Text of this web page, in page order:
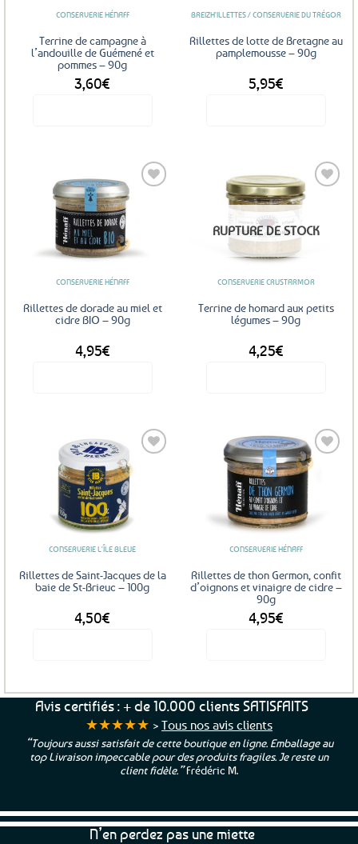
CONSERVERIE HÉNAFF
Terrine de campagne à
l’andouille de Guémené et
pommes – 90g
3,60€
BREIZH'ILLETTES / CONSERVERIE DU TRÉGOR
Rillettes de lotte de Bretagne au
pamplemousse – 90g
5,95€
CONSERVERIE HÉNAFF
Rillettes de dorade au miel et
cidre BIO – 90g
4,95€
Ajouter
aux
RUPTURE DE STOCK
CONSERVERIE CRUSTARMOR
Terrine de homard aux petits
légumes – 90g
4,25€
CONSERVERIE L'ÎLE BLEUE
Rillettes de Saint-Jacques de la
baie de St-Brieuc – 100g
4,50€
Ajouter
favoris
CONSERVERIE HÉNAFF
Rillettes de thon Germon, confit
d’oignons et vinaigre de cidre –
90g
4,95€
Avis certifiés : + de 10.000 clients SATISFAITS
★★★★★ > Tous nos avis clients
“Toujours aussi satisfait de cette boutique en ligne. Emballage au
top Livraison impeccable pour des produits fragiles. Je reste un
client fidèle.”Frédéric M.
N’en perdez pas une miette